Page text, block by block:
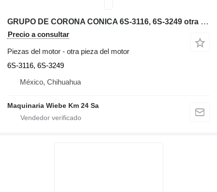
GRUPO DE CORONA CONICA 6S-3116, 6S-3249 otra pieza del motor para Caterpillar D3C bulldozer
Precio a consultar
Piezas del motor - otra pieza del motor
6S-3116, 6S-3249
México, Chihuahua
Maquinaria Wiebe Km 24 Sa